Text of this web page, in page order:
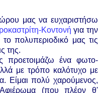
μας να ευχαριστήσω
Κοντονήγια την
πολυπεριοδικό μας τις
της.
προετοιμάζω ένα φωτο-
με τρόπο καλότυχο με
Είμαι πολύ χαρούμενος,
Αφιέρωμα (που πλέον θ'